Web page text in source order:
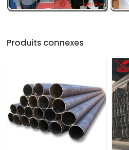
Produits connexes